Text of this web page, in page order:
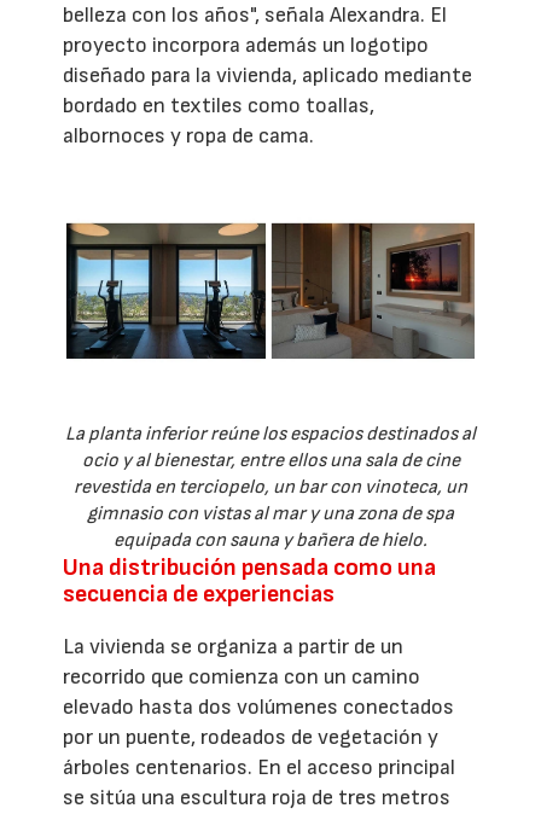
belleza con los años", señala Alexandra. El
proyecto incorpora además un logotipo
diseñado para la vivienda, aplicado mediante
bordado en textiles como toallas,
albornoces y ropa de cama.
La planta inferior reúne los espacios destinados al
ocio y al bienestar, entre ellos una sala de cine
revestida en terciopelo, un bar con vinoteca, un
gimnasio con vistas al mar y una zona de spa
equipada con sauna y bañera de hielo.
Una distribución pensada como una
secuencia de experiencias
La vivienda se organiza a partir de un
recorrido que comienza con un camino
elevado hasta dos volúmenes conectados
por un puente, rodeados de vegetación y
árboles centenarios. En el acceso principal
se sitúa una escultura roja de tres metros